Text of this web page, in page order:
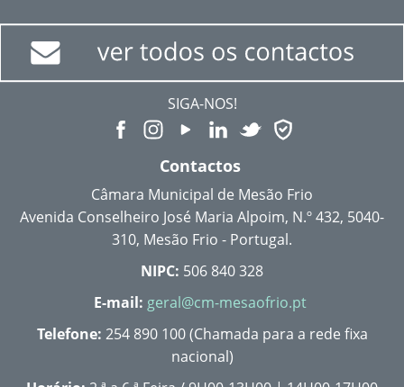
SIGA-NOS!
Contactos
Câmara Municipal de Mesão Frio
Avenida Conselheiro José Maria Alpoim, N.º 432, 5040-
310, Mesão Frio - Portugal.
NIPC: 506 840 328
E-mail: geral@cm-mesaofrio.pt
Telefone: 254 890 100 (Chamada para a rede fixa
nacional)